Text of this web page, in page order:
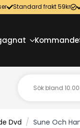
Standard frakt 59kr
Kommande
Dvd Sune Och